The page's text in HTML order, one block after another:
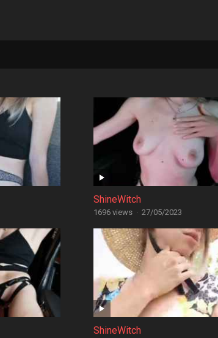
ShineWitch
1696 views · 27/05/2023
ShineWitch